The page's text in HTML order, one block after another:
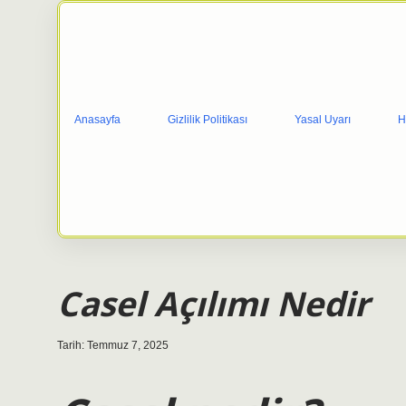
Anasayfa Gizlilik Politikası Yasal Uyarı
Casel Açılımı Nedir
Tarih: Temmuz 7, 2025